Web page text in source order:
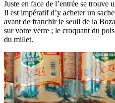
Juste en face de l’entrée se trouve
Il est impératif d’y acheter un
avant de franchir le seuil de la
sur votre verre ; le croquant du
du millet.